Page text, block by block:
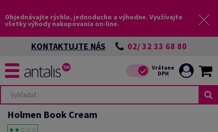
Objednávajte rýchlo, jednoducho a výhodne. Využívajte
všetky výhody nakupovania on-line.
KONTAKTUJTE NÁS 02/ 32 33 68 80
Holmen Book Cream